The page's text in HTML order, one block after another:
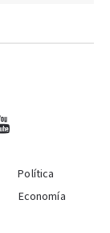
Política
Economía